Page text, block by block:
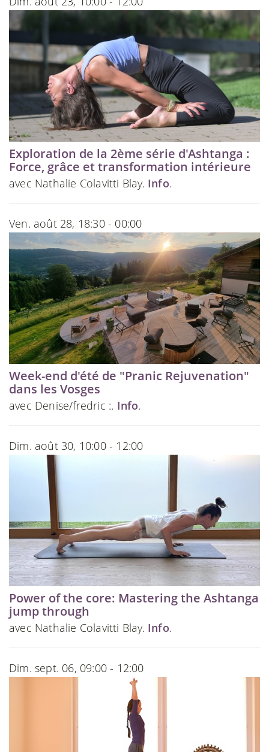
Exploration de la 2ème série d'Ashtanga :
Force, grâce et transformation intérieure
avec Nathalie Colavitti Blay. Info.
Ven. août 28, 18:30 - 00:00
Week-end d'été de "Pranic Rejuvenation"
dans les Vosges
avec Denise/fredric :. Info.
Dim. août 30, 10:00 - 12:00
Power of the core: Mastering the Ashtanga
jump through
avec Nathalie Colavitti Blay. Info.
Dim. sept. 06, 09:00 - 12:00